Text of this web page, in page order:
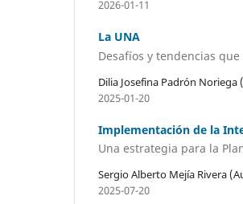
2026-01-11
La UNA
Desafíos y tendencias
Dilia Josefina Padrón
2025-01-20
Implementación de la
Una estrategia para la
Sergio Alberto Mejía Rivera
2025-07-20